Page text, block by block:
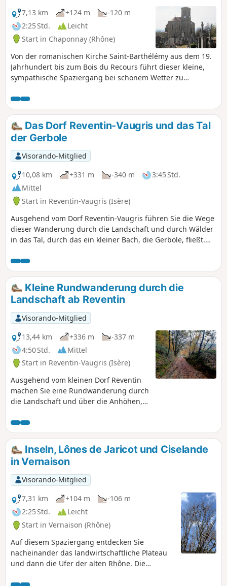
7,13 km
+124 m
-120 m
2:25 Std.
Leicht
Start in Chaponnay (Rhône)
Von der romanischen Kirche Saint-Barthélémy aus dem 19.
Jahrhundert bis zum Bois du Recours führt dieser kleine,
sympathische Spaziergang bei schönem Wetter zu
schneebedeckten Alpen.
Das Dorf Reventin-Vaugris und das Tal
der Gerbole
Visorando-Mitglied
10,08 km
+331 m -340 m
3:45 Std.
Mittel
Start in Reventin-Vaugris (Isère)
Ausgehend vom Dorf Reventin-Vaugris führen Sie die Wege
dieser Wanderung durch die Landschaft und durch Wälder
in das Tal, durch das ein kleiner Bach, die Gerbole, fließt.
unberührter Natur oberhalb dieses Wasserlaufs.
Kleine Rundwanderung durch die
Landschaft ab Reventin
Visorando-Mitglied
13,44 km
+336 m
-337 m
4:50 Std.
Mittel
Start in Reventin-Vaugris (Isère)
Ausgehend vom kleinen Dorf Reventin
machen Sie eine Rundwanderung durch
die Landschaft und über die Anhöhen,
überragen.
Inseln, Lônes de Jaricot und Ciselande
in Vernaison
Visorando-Mitglied
7,31 km
+104 m
-106 m
2:25 Std.
Leicht
Start in Vernaison (Rhône)
Auf diesem Spaziergang entdecken Sie
nacheinander das landwirtschaftliche Plateau
und dann die Ufer der alten Rhône. Die